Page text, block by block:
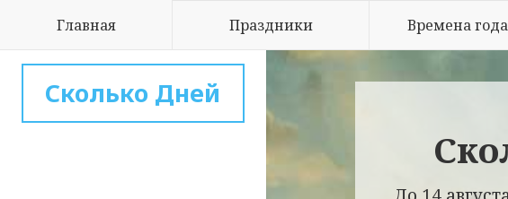
Сколько Дней
Главная Праздники Времена года